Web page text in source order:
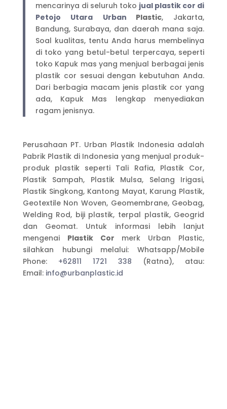
mencarinya di seluruh toko jual plastik cor di
Petojo Utara
Urban Plastic, Jakarta,
Bandung, Surabaya, dan daerah mana saja.
Soal kualitas, tentu Anda harus membelinya
di toko yang betul-betul terpercaya, seperti
toko Kapuk mas yang menjual berbagai jenis
plastik cor sesuai dengan kebutuhan Anda.
Dari berbagia macam jenis plastik cor yang
ada, Kapuk Mas lengkap menyediakan
ragam jenisnya.
Perusahaan PT. Urban Plastik Indonesia adalah
Pabrik Plastik di Indonesia yang menjual produk-
produk plastik seperti Tali Rafia, Plastik Cor,
Plastik Sampah, Plastik Mulsa, Selang Irigasi,
Plastik Singkong, Kantong Mayat, Karung Plastik,
Geotextile Non Woven, Geomembrane, Geobag,
Welding Rod, biji plastik, terpal plastik, Geogrid
dan Geomat. Untuk informasi lebih lanjut
mengenai Plastik Cor merk Urban Plastic,
silahkan hubungi melalui: Whatsapp/Mobile
Phone: +62811 1721 338 (Ratna), atau:
Email: info@urbanplastic.id